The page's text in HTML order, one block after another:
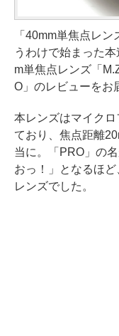
「40mm単焦点レ
うわけで始まった
m単焦点レンズ「
O」のレビューをお
本レンズはマイク
ており、焦点距離
当に。「PRO」の
おっ！」となるほ
レンズでした。